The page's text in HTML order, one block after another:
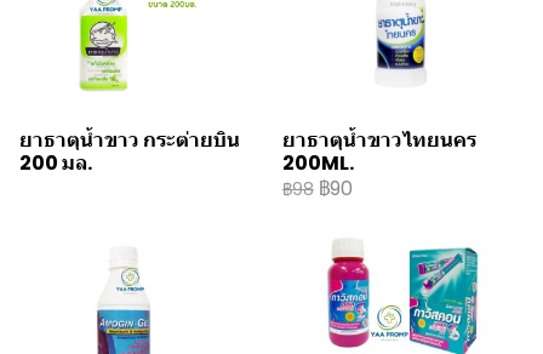
ยาธาตุน้ำขาว กระต่ายบิน
200 มล.
ยาธาตุน้ำขาวไทยนคร
200ML.
฿98 ฿90